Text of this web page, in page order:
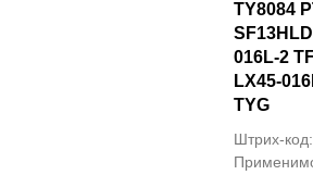
TY8084
016L-2
LX45-
TYG
Штрих-